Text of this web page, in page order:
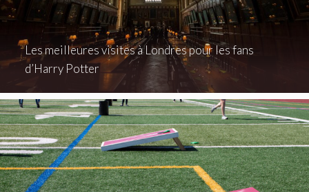
Les meilleures visites à Londres pour les fans
d’Harry Potter